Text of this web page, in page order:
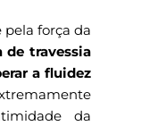
pela força da
de travessia
a fluidez
da